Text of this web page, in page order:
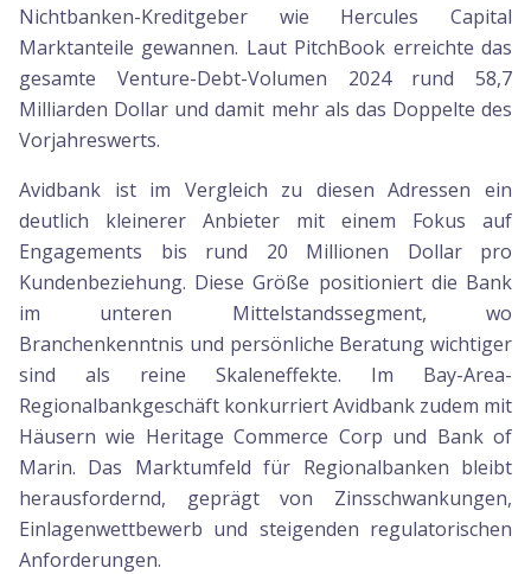
Nichtbanken-Kreditgeber wie Hercules Capital
Marktanteile gewannen. Laut PitchBook erreichte das
gesamte Venture-Debt-Volumen 2024 rund 58,7
Milliarden Dollar und damit mehr als das Doppelte des
Vorjahreswerts.
Avidbank ist im Vergleich zu diesen Adressen ein
deutlich kleinerer Anbieter mit einem Fokus auf
Engagements bis rund 20 Millionen Dollar pro
Kundenbeziehung. Diese Größe positioniert die Bank
im unteren Mittelstandssegment, wo
Branchenkenntnis und persönliche Beratung wichtiger
sind als reine Skaleneffekte. Im Bay-Area-
Regionalbankgeschäft konkurriert Avidbank zudem mit
Häusern wie Heritage Commerce Corp und Bank of
Marin. Das Marktumfeld für Regionalbanken bleibt
herausfordernd, geprägt von Zinsschwankungen,
Einlagenwettbewerb und steigenden regulatorischen
Anforderungen.